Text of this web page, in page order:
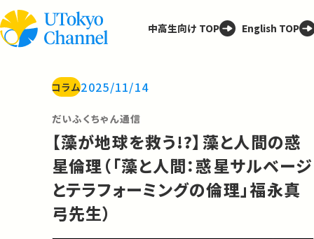
中高生向け TOP English TOP
コラム2025/11/14
だいふくちゃん通信
【藻が地球を救う!?】藻と人間の惑
星倫理（「藻と人間：惑星サルベージ
とテラフォーミングの倫理」福永真
弓先生）